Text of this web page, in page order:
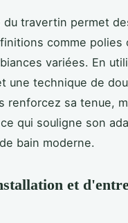
du travertin permet
comme polies
variées. En
une technique de
renforcez sa tenue,
qui souligne son
bain moderne.
et